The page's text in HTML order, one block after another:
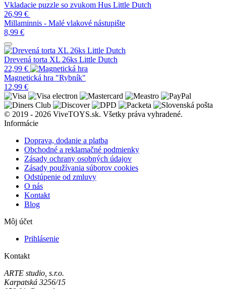
Vkladacie puzzle so zvukom Hus Little Dutch
26,99 €
Millaminnis - Malé vlakové nástupište
8,99 €
Drevená torta XL 26ks Little Dutch
22,99 €
Magnetická hra "Rybník"
12,99 €
© 2019 - 2026 ViveTOYS.sk. Všetky práva vyhradené.
Informácie
Doprava, dodanie a platba
Obchodné a reklamačné podmienky
Zásady ochrany osobných údajov
Zásady používania súborov cookies
Odstúpenie od zmluvy
O nás
Kontakt
Blog
Môj účet
Prihlásenie
Kontakt
ARTE studio, s.r.o.
Karpatská 3256/15